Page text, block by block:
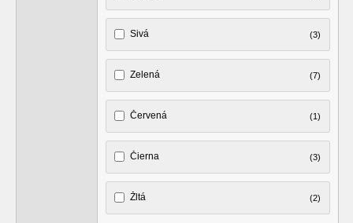
Sivá (3)
Zelená (7)
Červená (1)
Čierna (3)
Žltá (2)